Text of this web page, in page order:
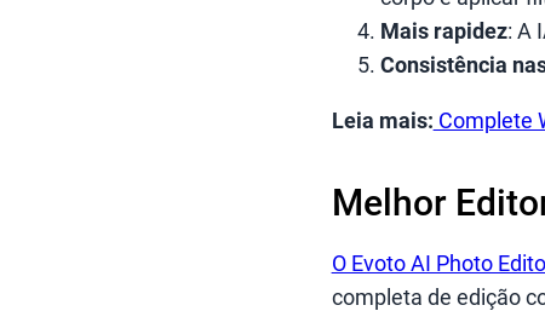
Mais rapidez: A
Consistência
Leia mais: Complete
Melhor
O Evoto AI Photo
completa de edição